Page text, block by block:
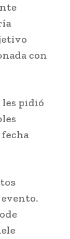
con
les pidió